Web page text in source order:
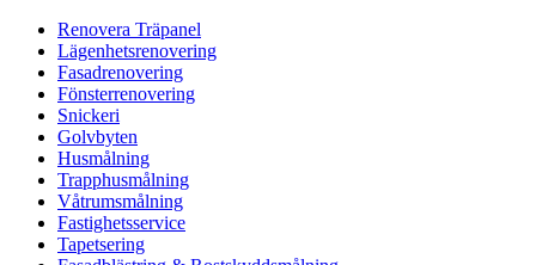
Renovera Träpanel
Lägenhetsrenovering
Fasadrenovering
Fönsterrenovering
Snickeri
Golvbyten
Husmålning
Trapphusmålning
Våtrumsmålning
Fastighetsservice
Tapetsering